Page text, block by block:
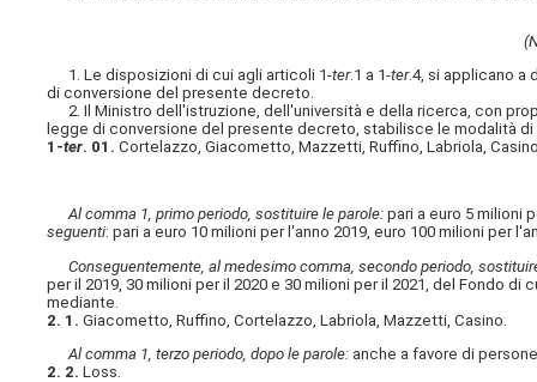
1. Le disposizioni di cui agli articoli 1-ter.1 a 1-ter.4, si applicano a
di conversione del presente decreto.
2. Il Ministro dell'istruzione, dell'università e della ricerca, con
legge di conversione del presente decreto, stabilisce le modalità
1-ter. 01. Cortelazzo, Giacometto, Mazzetti, Ruffino, Labriola,
Al comma 1, primo periodo, sostituire le parole: pari a euro 5 milioni
seguenti: pari a euro 10 milioni per l'anno 2019, euro 100 milioni per
Conseguentemente, al medesimo comma, secondo periodo,
per il 2019, 30 milioni per il 2020 e 30 milioni per il 2021, del Fondo
mediante.
2. 1. Giacometto, Ruffino, Cortelazzo, Labriola, Mazzetti, Casino.
Al comma 1, terzo periodo, dopo le parole: anche a favore di
2. 2. Loss.